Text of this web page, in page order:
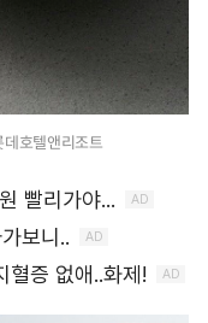
호텔앤리조트